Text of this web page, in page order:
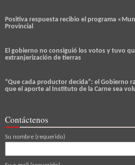
Positiva respuesta recibio el programa
Provincial
El gobierno no consiguió los votos y tuvo
extranjerización de tierras
“Que cada productor decida”: el Gobierno
que el aporte al Instituto de la Carne sea
Contáctenos
Su nombre (requerido)